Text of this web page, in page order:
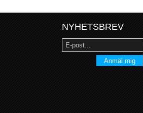
NYHETSBREV
Anmäl mig